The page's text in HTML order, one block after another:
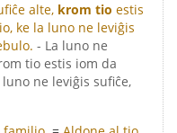
alte, krom tio estis
ke la luno ne leviĝis
- La luno ne
tio estis iom da
ne leviĝis sufiĉe,